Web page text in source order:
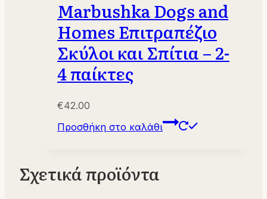
Marbushka Dogs and
Homes Επιτραπέζιο
Σκύλοι και Σπίτια – 2-
4 παίκτες
€42.00
Προσθήκη στο καλάθι
Σχετικά προϊόντα